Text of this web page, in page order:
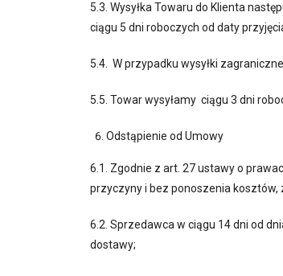
5.3. Wysyłka Towaru do Klienta
ciągu 5 dni roboczych od daty
5.4. W przypadku wysyłki
5.5. Towar wysyłamy ciągu 3 dni
Odstąpienie od Umowy
6.1. Zgodnie z art. 27 ustawy o
przyczyny i bez ponoszenia kosztów,
6.2. Sprzedawca w ciągu 14 dni od
dostawy;